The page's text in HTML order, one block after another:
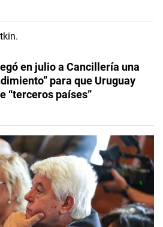
en julio a Cancillería una
para que Uruguay
“terceros países”